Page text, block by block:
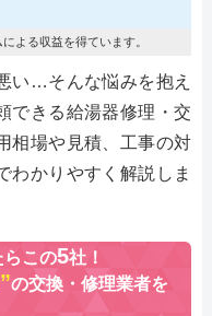
よる収益を得ています。
い…そんな悩みを抱え
できる給湯器修理・交
相場や見積、工事の対
わかりやすく解説しま
らこの5社！
の交換・修理業者を